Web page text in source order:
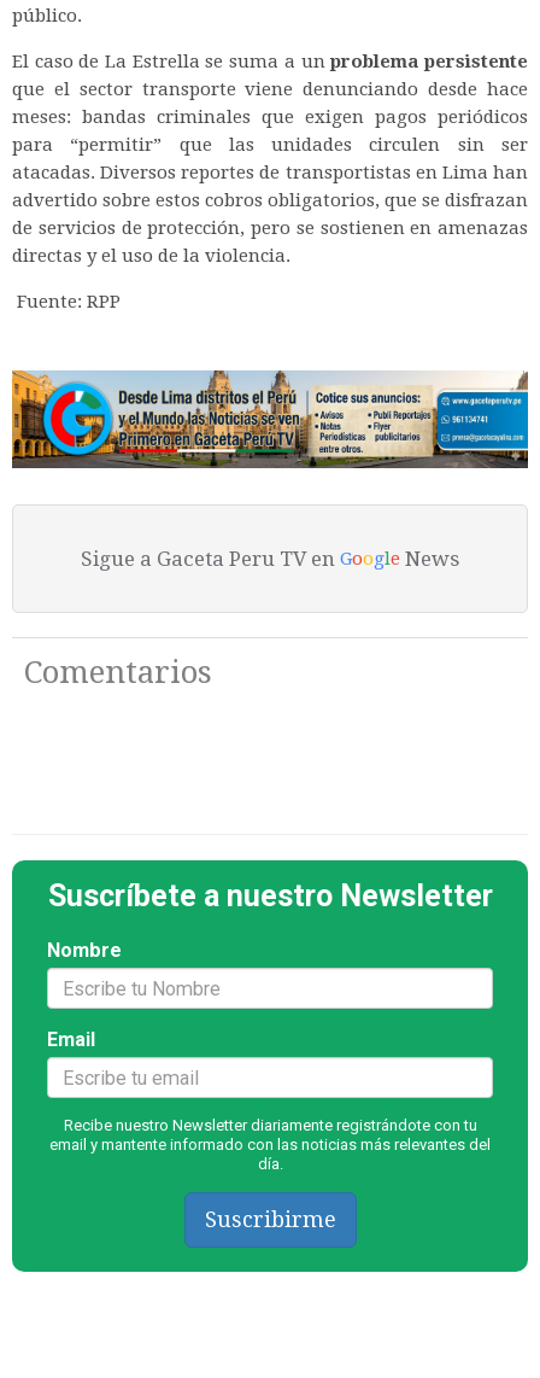
público.
El caso de La Estrella se suma a unproblema persistente
que el sector transporte viene denunciando desde hace
meses: bandas criminales que exigen pagos periódicos
para “permitir” que las unidades circulen sin ser
atacadas. Diversos reportes de transportistas en Lima han
advertido sobre estos cobros obligatorios, que se disfrazan
de servicios de protección, pero se sostienen en amenazas
directas y el uso de la violencia.
Fuente: RPP
Sigue a Gaceta Peru TV en Google News
Comentarios
Suscríbete a nuestro Newsletter
Nombre
Email
Recibe nuestro Newsletter diariamente registrándote con tu
email y mantente informado con las noticias más relevantes del
día.
Suscribirme